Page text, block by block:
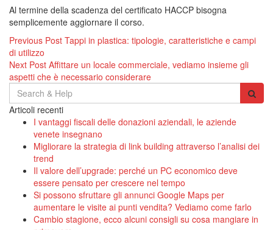
Al termine della scadenza del certificato HACCP bisogna
semplicemente aggiornare il corso.
Navigazione
articoli
Previous Post Tappi in plastica: tipologie, caratteristiche e campi
di utilizzo
Next Post Affittare un locale commerciale, vediamo insieme gli
aspetti che è necessario considerare
Search
for:
Articoli recenti
I vantaggi fiscali delle donazioni aziendali, le aziende
venete insegnano
Migliorare la strategia di link building attraverso l’analisi dei
trend
Il valore dell’upgrade: perché un PC economico deve
essere pensato per crescere nel tempo
Si possono sfruttare gli annunci Google Maps per
aumentare le visite ai punti vendita? Vediamo come farlo
Cambio stagione, ecco alcuni consigli su cosa mangiare in